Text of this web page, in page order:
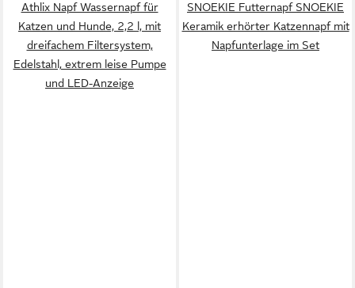
Athlix Napf Wassernapf für
Katzen und Hunde, 2,2 l, mit
dreifachem Filtersystem,
Edelstahl, extrem leise Pumpe
und LED-Anzeige
SNOEKIE Futternapf SNOEKIE
Keramik erhörter Katzennapf mit
Napfunterlage im Set